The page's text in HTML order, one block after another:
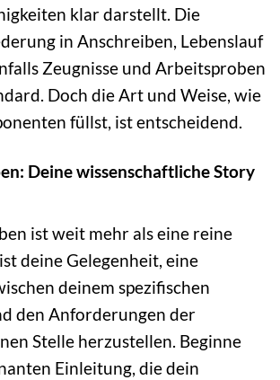
klar darstellt. Die
in Anschreiben, Lebenslauf
Zeugnisse und Arbeitsproben
Doch die Art und Weise, wie
füllst, ist entscheidend.
Deine wissenschaftliche Story
ist weit mehr als eine reine
deine Gelegenheit, eine
deinem spezifischen
den Anforderungen der
Stelle herzustellen. Beginne
Einleitung, die dein